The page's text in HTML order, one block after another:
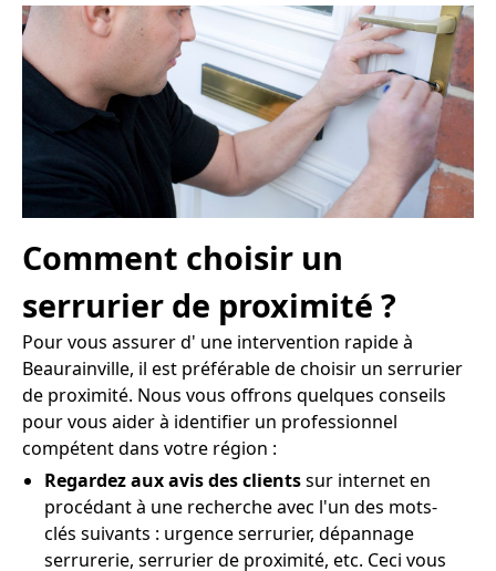
Comment choisir un
serrurier de proximité ?
Pour vous assurer d' une intervention rapide à
Beaurainville, il est préférable de choisir un serrurier
de proximité. Nous vous offrons quelques conseils
pour vous aider à identifier un professionnel
compétent dans votre région :
Regardez aux avis des clientssur internet en
procédant à une recherche avec l'un des mots-
clés suivants : urgence serrurier, dépannage
serrurerie, serrurier de proximité, etc. Ceci vous